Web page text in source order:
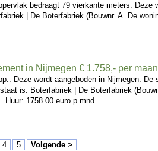
bedraagt 79 vierkante meters. Deze
| De Boterfabriek (Bouwnr. A. De
in Nijmegen € 1.758,- per
Deze wordt aangeboden in Nijmegen. De
is: Boterfabriek | De Boterfabriek
Huur: 1758.00 euro p.mnd.....
4 5 Volgende >